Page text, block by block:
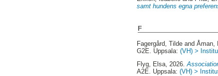
samt hundens egna
F
Fagergård, Tilde andÅman,
G2E. Uppsala:(VH) >
Flyg, Elsa, 2026.
A2E. Uppsala:(VH) >